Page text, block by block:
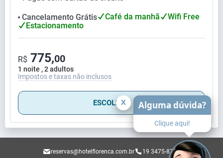
⬤ Cancelamento Grátis Café da manhã
Wifi Free
Estacionamento
1 noite , 2 adultos
R$ 775,00
Impostos e taxas não inclusos
ESCOLHER
reservas@hotelflorenca.com.br 19 3475-8797
Alguma dúvida?
Clique aqui!
x